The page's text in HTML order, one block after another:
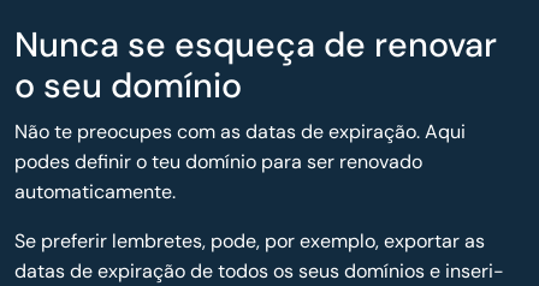
Nunca se esqueça de renovar
o seu domínio
Não te preocupes com as datas de expiração. Aqui
podes definir o teu domínio para ser renovado
automaticamente.
Se preferir lembretes, pode, por exemplo, exportar as
datas de expiração de todos os seus domínios e inseri-